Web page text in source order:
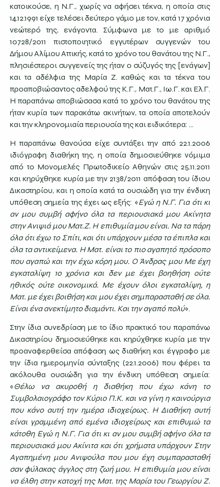
κατοικούσε, η Ν.Γ., χωρίς να αφήσει τέκνα, η οποία στις
14.12.1991 είχε τελέσει δεύτερο γάμο με τον, κατά 17 χρόνια
νεώτερό της, ενάγοντα. Σύμφωνα με το με αριθμό
10728/2011 πιστοποιητικό εγγυτέρων συγγενών του
Δήμου Αλίμου Αττικής, κατά το χρόνο του θανάτου της Ν.Γ.,
πλησιέστεροι συγγενείς της ήταν ο σύζυγός της [ενάγων]
και τα αδέλφια της Μαρία Ζ. καθώς και τα τέκνα του
προαποβιώσαντος αδελφού της Κ.Γ., Ματ.Γ., Ιω.Γ. και Ελ.Γ.
Η παραπάνω αποβιώσασα κατά το χρόνο του θανάτου της
ήταν κυρία των παρακάτω ακινήτων, τα οποία αποτελούν
και την κληρονομιαία περιουσία της και ειδικότερα: …
Η παραπάνω θανούσα είχε συντάξει την από 22.1.2006
ιδιόγραφη διαθήκη της, η οποία δημοσιεύθηκε νόμιμα
από το Μονομελές Πρωτοδικείο Αθηνών στις 25.11.2011
και κηρύχθηκε κυρία με την 2138/2011 απόφαση του ίδιου
Δικαστηρίου, και η οποία κατά τα ουσιώδη για την ένδικη
υπόθεση σημεία της έχει ως εξής: «Εγώ η Ν.Γ. Για ότι κι
αν μου συμβή αφήνο όλα τα περιουσιακά μου Ακίνητα
στην Ανιψιά μου Ματ.Ζ. Η επιθυμία μου είναι. Να τα πάρη
όλα ότι έχω το Σπίτι, και ότι υπάρχουν μέσα τα έπιπλα και
όλα τα αντικείμενα. Η Ματ. είναι το πιο αγαπητό πρόσοπο
που αγαπώ και την έχω κόρη μου. Ο Άνδρας μου Με έχη
εγκαταλίψη 10 χρόνια και δεν με έχει βοηθήση ούτε
ηθικός ούτε οικονομικά. Με έχουν όλοι εγκαταλίψη, η
Ματ. με έχει βοιθήση και μου έχει σημπαρασταθή σε όλα.
Είναι ένα ανεκτίμητο διαμάντι. Και την αγαπό πολύ».
Στην ίδια συνεδρίαση με το ίδιο πρακτικό του παραπάνω
Δικαστηρίου δημοσιεύθηκε και κηρύχθηκε κυρία με την
προαναφερθείσα απόφαση ως διαθήκη και έγγραφο με
την ίδια ημερομηνία σύνταξης (22.1.2006) που φέρει τα
ακόλουθα ουσιώδη για την ένδικη υπόθεση σημεία:
«Θέλω να ακυροθή η διαθήκη που έχω κάνη το
Συμβολαιογράφο τον Κύριο Π.Κ. και να γίνη η καινούργια
που κάνο αυτή την ημέρα ιδιοχείρως. Η Διαθήκη αυτή
είναι γραμμένη από εμένα ιδιοχείρως και επιθυμώ τα
κάτοθη Εγώ η Ν.Γ. Για ότι κι αν μου συμβή αφήνο όλα τα
περιουσιακά μου Ακίνιτα και ότι χρήματα υπάρχουν Στην
Αγαπημένη μου Ανιψούλα που μου έχη συμπαρασταθή
σαν φύλακας άγγλος στη ζωή μου. Η επιθυμία μου είναι
να έλθη στην κατοχή της Ματ. της Μαρία του Γεωργίου Ζ.